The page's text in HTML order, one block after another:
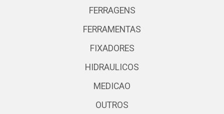
FERRAGENS
FERRAMENTAS
FIXADORES
HIDRAULICOS
MEDICAO
OUTROS